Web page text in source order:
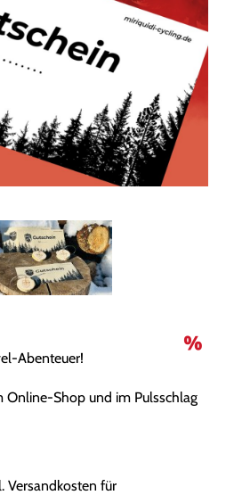
Abenteuer!
Online-Shop und im Pulsschlag
Versandkosten für